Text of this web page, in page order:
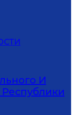
И